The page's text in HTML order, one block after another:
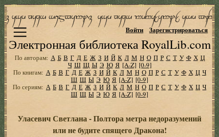
Электронная библиотека RoyalLib.com
Войти Зарегистрироваться
По авторам: А Б В Г Д Е Ж З И Й К Л М Н О П Р С Т У Ф Х Ц
Ч Ш Щ Ы Э Ю Я [A-Z] [0-9]
По книгам: А Б В Г Д Е Ж З И Й К Л М Н О П Р С Т У Ф Х Ц Ч
Ш Щ Ы Э Ю Я [A-Z] [0-9]
По сериям: А Б В Г Д Е Ж З И Й К Л М Н О П Р С Т У Ф Х Ц Ч
Ш Щ Ы Э Ю Я [A-Z] [0-9]
Уласевич Светлана - Полтора метра недоразумений
или не будите спящего Дракона!